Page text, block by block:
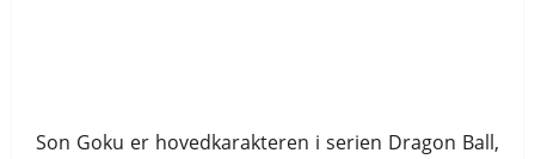
Son Goku er hovedkarakteren i serien Dragon Ball,